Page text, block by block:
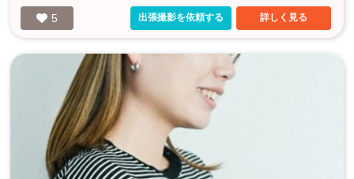
5 出張撮影を依頼する 詳しく見る